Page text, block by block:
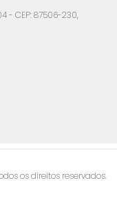
- CEP: 87506-230,
os direitos reservados.